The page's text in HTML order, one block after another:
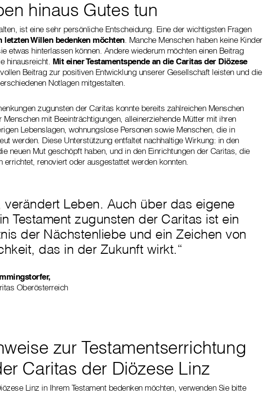
hinaus Gutes tun
ist eine sehr persönliche Entscheidung. Eine der wichtigsten Fragen
letzten Willen bedenken möchten. Manche Menschen haben keine Kinder
etwas hinterlassen können. Andere wiederum möchten einen Beitrag
hinausreicht. Mit einer Testamentspende an die Caritas der Diözese
Beitrag zur positiven Entwicklung unserer Gesellschaft leisten und die
Notlagen mitgestalten.
zugunsten der Caritas konnte bereits zahlreichen Menschen
Menschen mit Beeinträchtigungen, alleinerziehende Mütter mit ihren
Lebenslagen, wohnungslose Personen sowie Menschen, die in
werden. Diese Unterstützung entfaltet nachhaltige Wirkung: in den
neuen Mut geschöpft haben, und in den Einrichtungen der Caritas, die
errichtet, renoviert oder ausgestattet werden konnten.
verändert Leben. Auch über das eigene
Testament zugunsten der Caritas ist ein
der Nächstenliebe und ein Zeichen von
das in der Zukunft wirkt.“
Oberösterreich
zur Testamentserrichtung
Caritas der Diözese Linz
Linz in Ihrem Testament bedenken möchten, verwenden Sie bitte